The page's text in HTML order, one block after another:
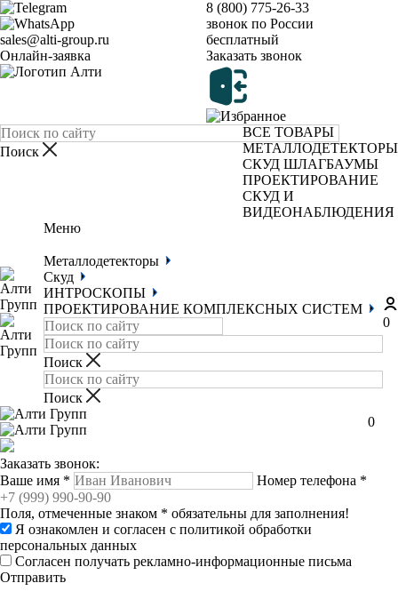
sales@alti-group.ru
Онлайн-заявка
8 (800) 775-26-33
звонок по России
бесплатный
Заказать звонок
ВСЕ ТОВАРЫ
МЕТАЛЛОДЕТЕКТОРЫ
СКУД ШЛАГБАУМЫ
ПРОЕКТИРОВАНИЕ
СКУД И
ВИДЕОНАБЛЮДЕНИЯ
Меню
Металлодетекторы
Скуд
ИНТРОСКОПЫ
ПРОЕКТИРОВАНИЕ КОМПЛЕКСНЫХ СИСТЕМ
0
0
Заказать звонок:
Ваше имя * Номер телефона *
Поля, отмеченные знаком * обязательны для заполнения!
Я ознакомлен и согласен с политикой обработки
персональных данных
Согласен получать рекламно-информационные письма
Отправить